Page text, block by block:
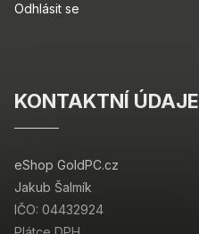
Odhlásit se
KONTAKTNÍ ÚDAJE
eShop GoldPC.cz
Jakub Šalmík
IČO: 04432924